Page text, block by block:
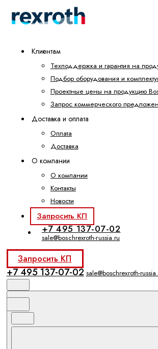
Клиентам
Техподдержка и гарантия на
Подбор оборудования и
Проектные цены на продукцию
Запрос коммерческого
Доставка и оплата
Оплата
Доставка
О компании
О компании
Контакты
Новости
Запросить КП
+7 495 137-07-02
sale@boschrexroth-russia.ru
Запросить КП
+7 495 137-07-02 sale@boschrexroth-